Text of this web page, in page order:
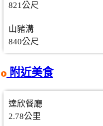
821公尺
山豬溝
840公尺
附近美食
達欣餐廳
2.78公里